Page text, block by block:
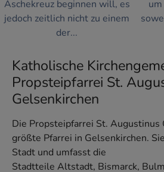
Katholische
Propsteipfarrei St.
Gelsenkirchen
Die Propsteipfarrei St. Augustinus
größte Pfarrei in Gelsenkirchen.
Stadt und umfasst die
Stadtteile Altstadt, Bismarck,